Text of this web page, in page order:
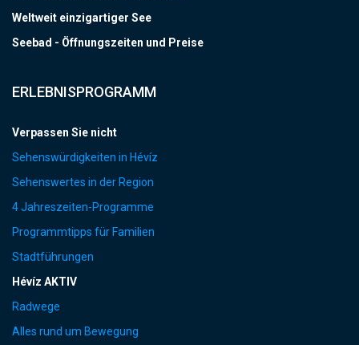
Weltweit einzigartiger See
Seebad - Öffnungszeiten und Preise
ERLEBNISPROGRAMM
Verpassen Sie nicht
Sehenswürdigkeiten in Hévíz
Sehenswertes in der Region
4 Jahreszeiten-Programme
Programmtipps für Familien
Stadtführungen
Hévíz AKTIV
Radwege
Alles rund um Bewegung